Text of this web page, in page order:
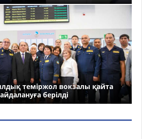
теміржол вокзалы қайта
берілді